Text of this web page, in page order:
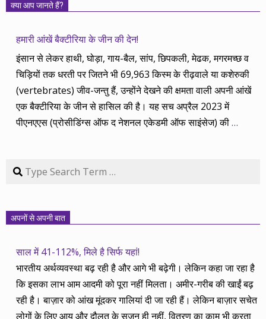
क्या आप जानते हैं?
हमारी आंखें बैक्टीरिया के जीन की देन!
इंसान से लेकर हाथी, घोड़ा, गाय-बैल, सांप, छिपकली, मेढक, मगरमच्छ व
चिड़ियों तक धरती पर जितने भी 69,963 किस्म के रीढ़वाले या कशेरुकी
(vertebrates) जीव-जन्तु हैं, उन्होंने देखने की क्षमता वाली अपनी आंखें
एक बैक्टीरिया के जीन से हासिल की है। यह सच अप्रैल 2023 में
पीएनएएस (प्रोसीडिंग्स ऑफ द नेशनल एकेडमी ऑफ साइंसेज) की…
Search
अपनों से अपनी बात
साल में 41-112%, मिले है सिर्फ यहां!
भारतीय अर्थव्यवस्था बढ़ रही है और आगे भी बढ़ेगी। लेकिन कहा जा रहा है
कि इसका लाभ आम आदमी को पूरा नहीं मिलता। अमीर-गरीब की खाईं बढ़
रही है। बाज़ार को आंख मूंदकर गालियां दी जा रही हैं। लेकिन बाज़ार सचेत
लोगों के लिए आय और दौलत के सृजन ही नहीं, वितरण का काम भी करता